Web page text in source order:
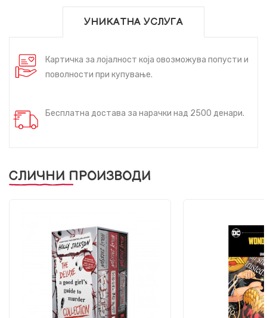
УНИКАТНА УСЛУГА
Картичка за лојалност која овозможува попусти и
поволности при купување.
Бесплатна достава за нарачки над 2500 денари.
СЛИЧНИ ПРОИЗВОДИ